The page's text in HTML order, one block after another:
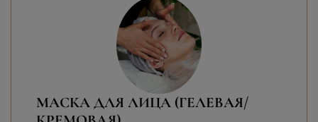
МАСКА ДЛЯ ЛИЦА (ГЕЛЕВАЯ/